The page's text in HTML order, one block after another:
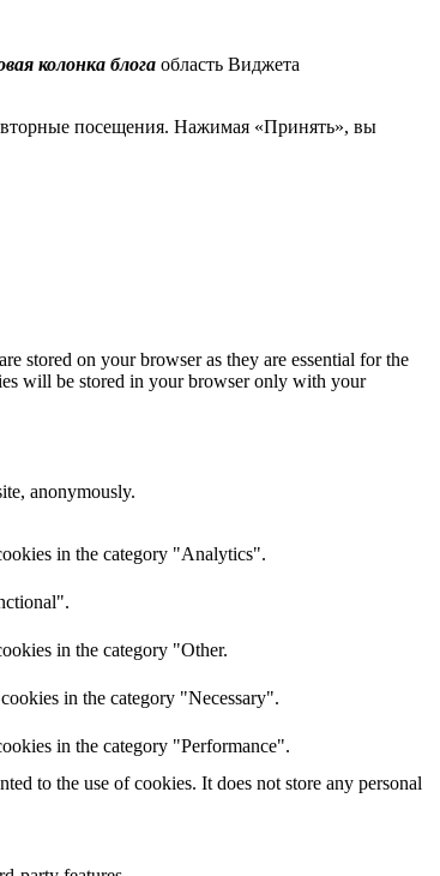
колонка блога область Виджета
посещения. Нажимая «Принять», вы
stored on your browser as they are essential for the
will be stored in your browser only with your
anonymously.
in the category "Analytics".
in the category "Other.
in the category "Necessary".
in the category "Performance".
to the use of cookies. It does not store any personal